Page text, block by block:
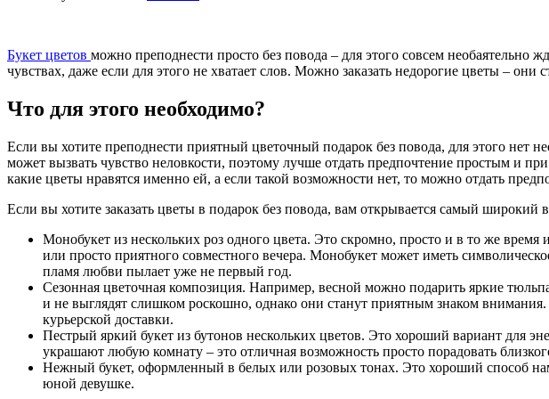
Букет цветов можно преподнести просто без повода – для этого совсем необаятельно
чувствах, даже если для этого не хватает слов. Можно заказать недорогие цветы –
Что для этого необходимо?
Если вы хотите преподнести приятный цветочный подарок без повода, для этого
может вызвать чувство неловкости, поэтому лучше отдать предпочтение простым и
какие цветы нравятся именно ей, а если такой возможности нет, то можно отдать
Если вы хотите заказать цветы в подарок без повода, вам открывается самый
Монобукет из нескольких роз одного цвета. Это скромно, просто и в то же
или просто приятного совместного вечера. Монобукет может иметь
пламя любви пылает уже не первый год.
Сезонная цветочная композиция. Например, весной можно подарить яркие
и не выглядят слишком роскошно, однако они станут приятным знаком
курьерской доставки.
Пестрый яркий букет из бутонов нескольких цветов. Это хороший вариант для
украшают любую комнату – это отличная возможность просто порадовать
Нежный букет, оформленный в белых или розовых тонах. Это хороший способ
юной девушке.